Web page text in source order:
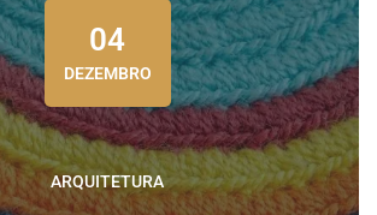
04
DEZEMBRO
ARQUITETURA